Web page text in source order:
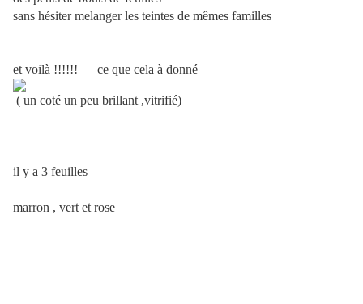
sans hésiter melanger les teintes de mêmes familles
et voilà !!!!!! ce que cela à donné
( un coté un peu brillant ,vitrifié)
il y a 3 feuilles
marron , vert et rose